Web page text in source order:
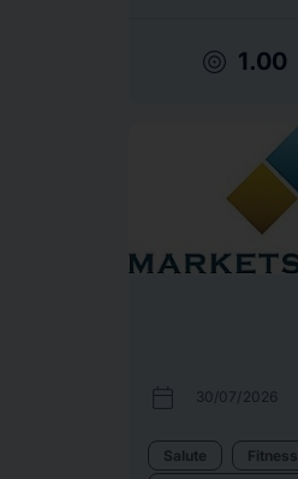
target 1.00
calendar_today 30/07/2026
Salute Fitness